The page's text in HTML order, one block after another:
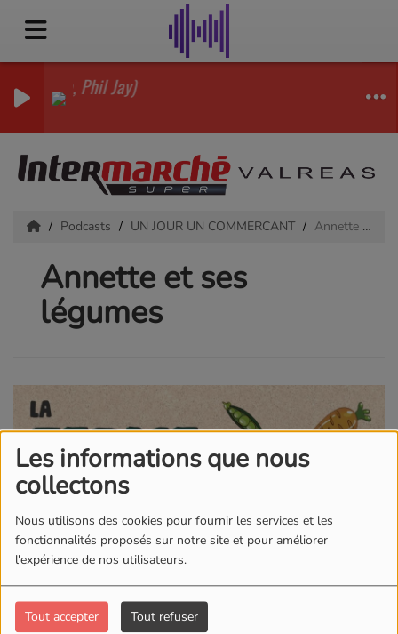
Les informations que nous
collectons
Nous utilisons des cookies pour fournir les services et les
fonctionnalités proposés sur notre site et pour améliorer
l'expérience de nos utilisateurs.
Tout accepter Tout refuser
Molella, Phil Jay)
Podcasts UN JOUR UN COMMERCANT Annette et ses légumes
Annette et ses
légumes